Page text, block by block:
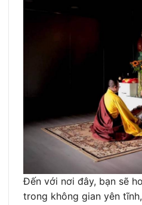
Đến với nơi đây, bạn sẽ
trong không gian yên